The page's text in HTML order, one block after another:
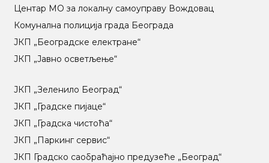
Центар МO за локалну самоуправу Вождовац
Комунална полиција града Београда
ЈКП „Београдске електране“
ЈКП „Јавно осветљење“
ЈКП „Зеленило Београд“
ЈКП „Градске пијаце“
ЈКП „Градска чистоћа“
ЈКП „Паркинг сервис“
ЈКП Градско саобраћајно предузеће „Београд“